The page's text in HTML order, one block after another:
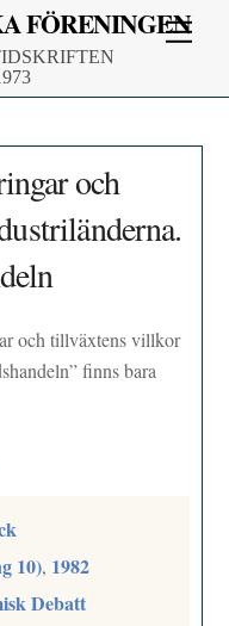
FÖRENINGEN
och
och tillväxtens villkor
finns bara
10), 1982
Debatt